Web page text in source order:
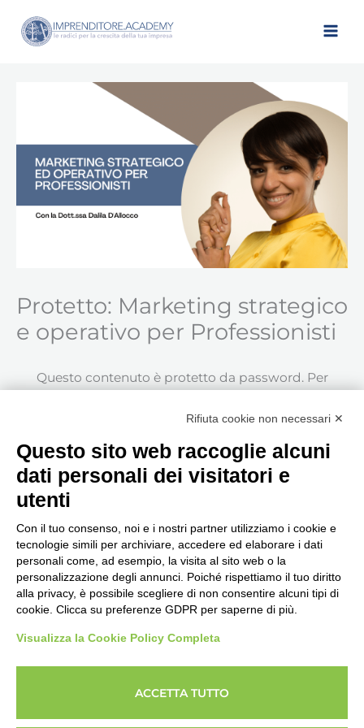
contenuto
Protetto: Marketing strategico
e operativo per Professionisti
Questo contenuto è protetto da password. Per
Password:
Seguici, siamo in continuo
aggiornamento...
Copyright © 2026 Imprenditore.Academy un servizio
powerUP Srl - Società Benefit
Rifiuta cookie non necessari ✕
Questo sito web raccoglie alcuni
dati personali dei visitatori e
utenti
Con il tuo consenso, noi e i nostri partner utilizziamo i cookie e
tecnologie simili per archiviare, accedere ed elaborare i dati
personali come, ad esempio, la visita al sito web o la
personalizzazione degli annunci. Poiché rispettiamo il tuo diritto
alla privacy, è possibile scegliere di non consentire alcuni tipi di
cookie. Clicca su preferenze GDPR per saperne di più.
Visualizza la Cookie Policy Completa
ACCETTA TUTTO